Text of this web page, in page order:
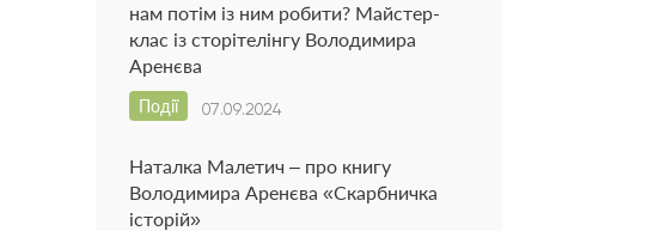
нам потім із ним робити? Майстер-
клас із сторітелінгу Володимира
Аренєва
07.09.2024
Події
Наталка Малетич – про книгу
Володимира Аренєва «Скарбничка
історій»